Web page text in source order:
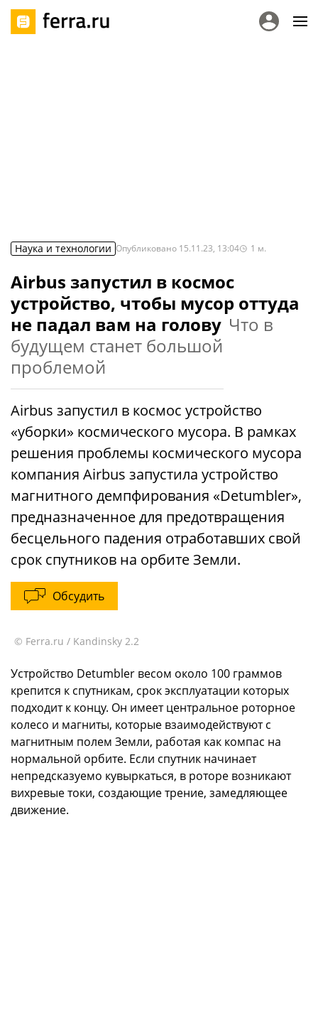
Наука и технологии Опубликовано 15.11.23, 13:04 1 м.
Airbus запустил в космос
устройство, чтобы мусор оттуда
не падал вам на голову Что в
будущем станет большой
проблемой
Airbus запустил в космос устройство
«уборки» космического мусора. В рамках
решения проблемы космического мусора
компания Airbus запустила устройство
магнитного демпфирования «Detumbler»,
предназначенное для предотвращения
бесцельного падения отработавших свой
срок спутников на орбите Земли.
Обсудить
© Ferra.ru / Kandinsky 2.2
Устройство Detumbler весом около 100 граммов
крепится к спутникам, срок эксплуатации которых
подходит к концу. Он имеет центральное роторное
колесо и магниты, которые взаимодействуют с
магнитным полем Земли, работая как компас на
нормальной орбите. Если спутник начинает
непредсказуемо кувыркаться, в роторе возникают
вихревые токи, создающие трение, замедляющее
движение.